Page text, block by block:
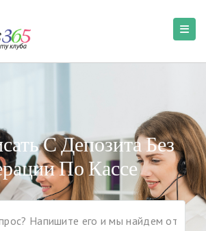
С Депозита Без
По Кассе